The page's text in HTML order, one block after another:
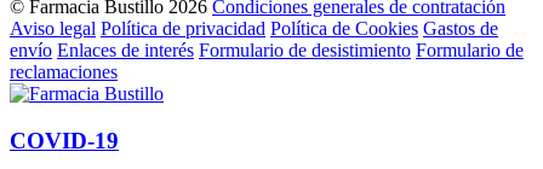
© Farmacia Bustillo 2026 Condiciones generales de contratación
Aviso legal Política de privacidad Política de Cookies Gastos de
envío Enlaces de interés Formulario de desistimiento Formulario de
reclamaciones
COVID-19